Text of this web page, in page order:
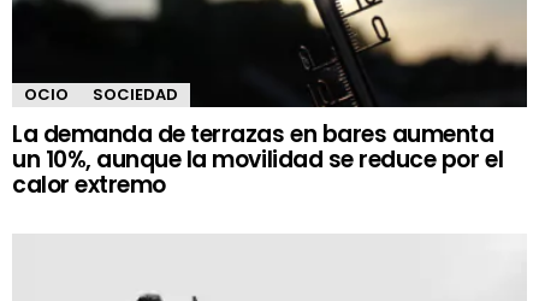
OCIO SOCIEDAD
La demanda de terrazas en bares aumenta
un 10%, aunque la movilidad se reduce por el
calor extremo